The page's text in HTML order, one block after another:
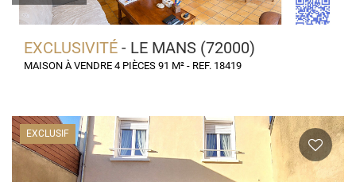
EXCLUSIVITÉ - LE MANS (72000)
MAISON À VENDRE 4 PIÈCES 91 M² - REF. 18419
EXCLUSIF